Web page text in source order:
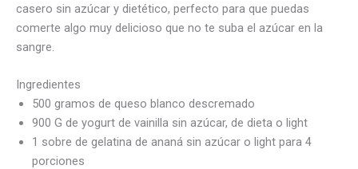
casero sin azúcar y dietético, perfecto para que puedas
comerte algo muy delicioso que no te suba el azúcar en la
sangre.
Ingredientes
500 gramos de queso blanco descremado
900 G de yogurt de vainilla sin azúcar, de dieta o light
1 sobre de gelatina de ananá sin azúcar o light para 4
porciones